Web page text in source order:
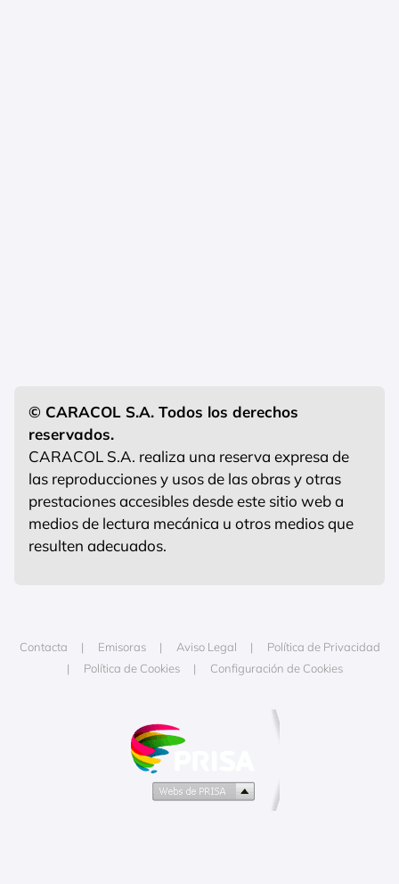
© CARACOL S.A. Todos los derechos
reservados.
CARACOL S.A. realiza una reserva expresa de
las reproducciones y usos de las obras y otras
prestaciones accesibles desde este sitio web a
medios de lectura mecánica u otros medios que
resulten adecuados.
Contacta Emisoras Aviso Legal
Política de Privacidad
Política de Cookies
Configuración de Cookies